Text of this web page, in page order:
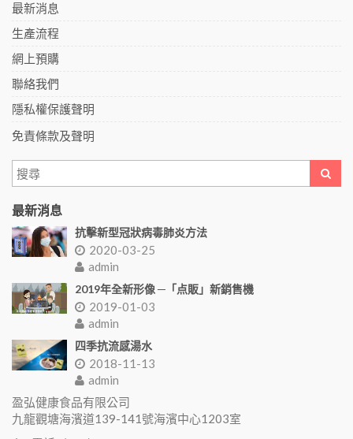
最新消息
生產流程
網上預購
聯絡我們
隱私權保護聲明
免責條款及聲明
最新消息
抗擊新型冠狀病毒肺炎方法
2020-03-25
admin
2019年全新形像 ─「点販」新銷售機
2019-01-03
admin
四季抗流感湯水
2018-11-13
admin
盈弘健康食品有限公司
九龍觀塘海濱道139-141號海濱中心1203室